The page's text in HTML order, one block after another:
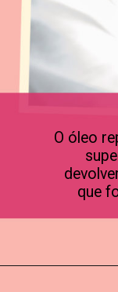
O óleo
que